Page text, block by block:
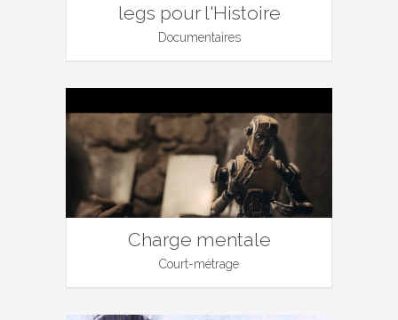
legs pour l'Histoire
Documentaires
Charge mentale
Court-métrage